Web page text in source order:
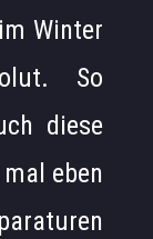
Winter
So
diese
eben